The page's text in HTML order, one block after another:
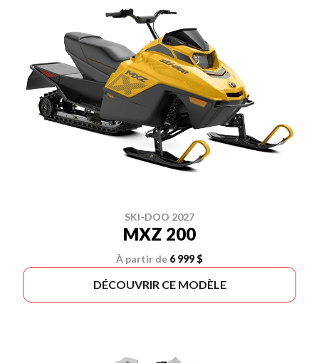
SKI-DOO 2027
MXZ 200
À partir de 6 999 $
DÉCOUVRIR CE MODÈLE